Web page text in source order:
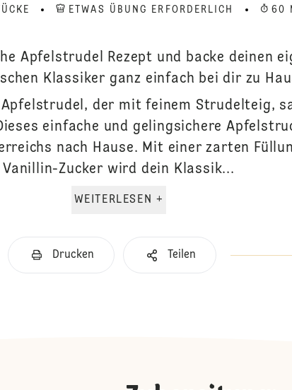
ETWAS ÜBUNG ERFORDERLICH 60
Apfelstrudel Rezept und backe deinen
Klassiker ganz einfach bei dir zu
Apfelstrudel, der mit feinem Strudelteig,
einfache und gelingsichere
nach Hause. Mit einer zarten
Vanillin-Zucker wird dein Klassik...
WEITERLESEN +
Drucken Teilen